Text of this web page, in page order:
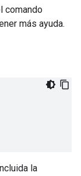
comando
más ayuda.
la